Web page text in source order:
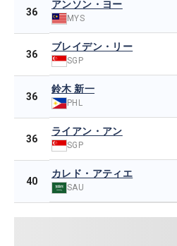
36
アンソン・ヨー
MYS
36
ブレイデン・リー
SGP
36
鈴木 新一
PHL
36
ライアン・アン
SGP
40
カレド・アティエ
SAU